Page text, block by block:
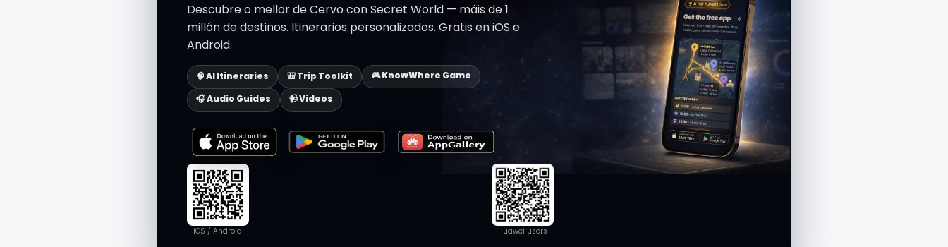
Descubre o mellor de Cervo con Secret World — máis de 1
millón de destinos. Itinerarios personalizados. Gratis en iOS e
Android.
🧠 AI Itineraries 🎒 Trip Toolkit
🎮 KnowWhere Game
🎧 Audio Guides
📹 Videos
iOS / Android Huawei users